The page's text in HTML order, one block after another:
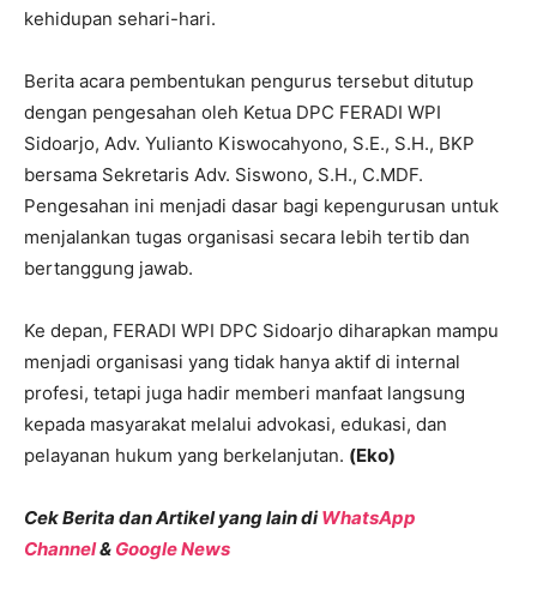
kehidupan sehari-hari.
Berita acara pembentukan pengurus tersebut ditutup
dengan pengesahan oleh Ketua DPC FERADI WPI
Sidoarjo, Adv. Yulianto Kiswocahyono, S.E., S.H., BKP
bersama Sekretaris Adv. Siswono, S.H., C.MDF.
Pengesahan ini menjadi dasar bagi kepengurusan untuk
menjalankan tugas organisasi secara lebih tertib dan
bertanggung jawab.
Ke depan, FERADI WPI DPC Sidoarjo diharapkan mampu
menjadi organisasi yang tidak hanya aktif di internal
profesi, tetapi juga hadir memberi manfaat langsung
kepada masyarakat melalui advokasi, edukasi, dan
pelayanan hukum yang berkelanjutan. (Eko)
Cek Berita dan Artikel yang lain diWhatsApp
Channel& Google News